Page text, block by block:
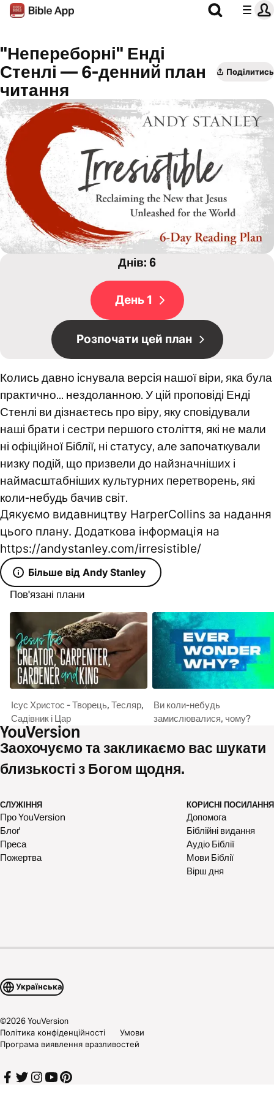
"Непереборні" Енді
Стенлі — 6-денний план
читання
Поділитись
Днів: 6
День 1
Розпочати цей план
Колись давно існувала версія нашої віри, яка була
практично... нездоланною. У цій проповіді Енді
Стенлі ви дізнаєтесь про віру, яку сповідували
наші брати і сестри першого століття, які не мали
ні офіційної Біблії, ні статусу, але започаткували
низку подій, що призвели до найзначніших і
наймасштабніших культурних перетворень, які
коли-небудь бачив світ.
Дякуємо видавництву HarperCollins за надання
цього плану. Додаткова інформація на
https://andystanley.com/irresistible/
Більше від Andy Stanley
Пов'язані плани
Ісус Христос - Творець, Тесляр,
Садівник і Цар
Ви коли-небудь
замислювалися, чому?
Заохочуємо та закликаємо вас шукати
близькості з Богом щодня.
СЛУЖІННЯ
Про YouVersion
Блоґ
Преса
Пожертва
КОРИСНІ ПОСИЛАННЯ
Допомога
Біблійні видання
Аудіо Біблії
Мови Біблії
Вірш дня
Українська
©2026YouVersion
Політика конфіденційності
Умови
Програма виявлення вразливостей